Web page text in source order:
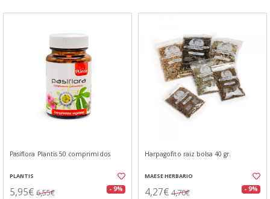
Pasiflora Plantis 50 comprimidos
PLANTIS
5,95€ 6,55€ - 9%
Harpagofito raiz bolsa 40 gr.
MAESE HERBARIO
4,27€ 4,70€ - 9%